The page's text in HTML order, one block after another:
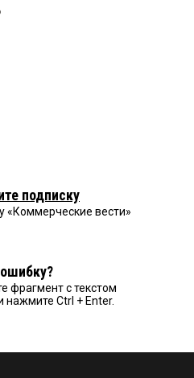
подписку
«Коммерческие вести»
фрагмент с текстом
нажмите Ctrl + Enter.